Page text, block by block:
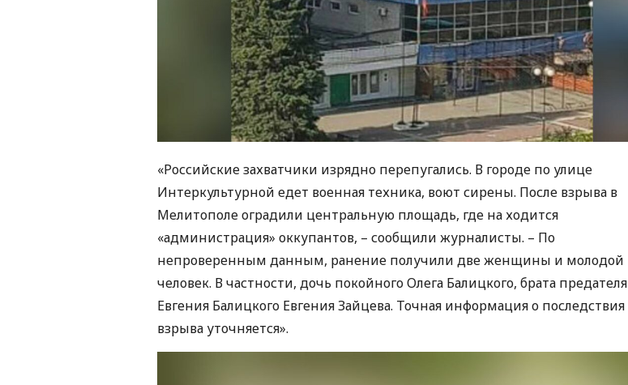
«Российские захватчики изрядно перепугались. В городе по улице
Интеркультурной едет военная техника, воют сирены. После взрыва в
Мелитополе оградили центральную площадь, где на ходится
«администрация» оккупантов, – сообщили журналисты. – По
непроверенным данным, ранение получили две женщины и молодой
человек. В частности, дочь покойного Олега Балицкого, брата предателя
Евгения Балицкого Евгения Зайцева. Точная информация о последствия
взрыва уточняется».